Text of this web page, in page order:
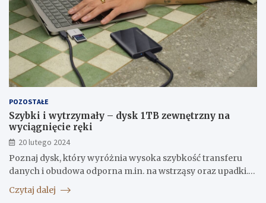
POZOSTAŁE
Szybki i wytrzymały – dysk 1TB zewnętrzny na
wyciągnięcie ręki
20 lutego 2024
Poznaj dysk, który wyróżnia wysoka szybkość transferu
danych i obudowa odporna m.in. na wstrząsy oraz upadki.…
Czytaj dalej